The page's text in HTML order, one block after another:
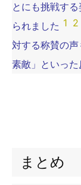
とにも挑戦す
られました 1 2
対する称賛の
素敵」といっ
まとめ